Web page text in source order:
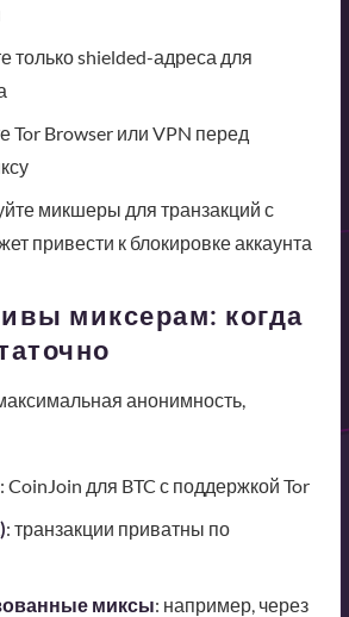
только shielded-адреса для
Tor Browser или VPN перед
микшеры для транзакций с
привести к блокировке аккаунта
миксерам: когда
анонимность,
: CoinJoin для BTC с поддержкой Tor
: транзакции приватны по
миксы: например, через